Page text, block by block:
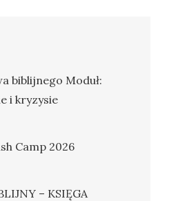
biblijnego Moduł:
i kryzysie
Camp 2026
– KSIĘGA